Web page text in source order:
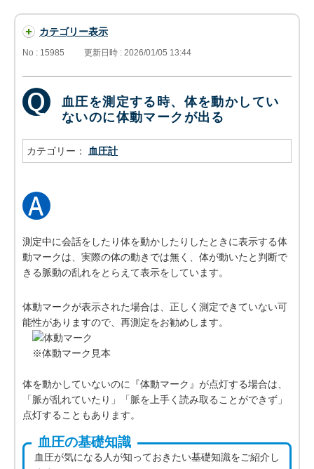
カテゴリー表示
No : 15985 更新日時 : 2026/01/05 13:44
血圧を測定する時、体を動かしてい
ないのに体動マークが出る
カテゴリー： 血圧計
測定中に会話をしたり体を動かしたりしたときに表示する体
動マークは、実際の体の動きでは無く、体が動いたと判断で
きる脈動の乱れをとらえて表示をしています。
体動マークが表示された場合は、正しく測定できていない可
能性がありますので、再測定をお勧めします。
※体動マーク見本
体を動かしていないのに『体動マーク』が点灯する場合は、
「脈が乱れていたり」「脈を上手く読み取ることができず」
点灯することもあります。
血圧の基礎知識
血圧が気になる人が知っておきたい基礎知識をご紹介し